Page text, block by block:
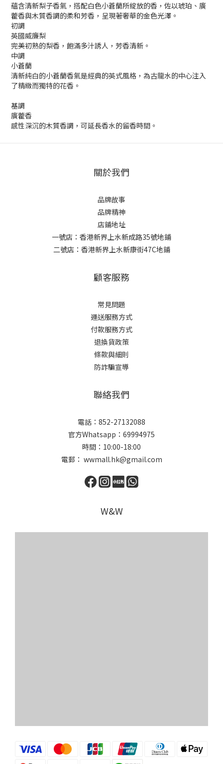
蘊含清新梨子香氣，搭配白色小蒼蘭所綻放的香，佐以琥珀、廣
藿香與木質香調的柔和芳香，呈現著奢華的金色光澤。
初調
英國威廉梨
完美初熟的梨香，飽滿多汁誘人，芳香清新。
中調
小蒼蘭
清新純白的小蒼蘭香氣是經典的英式風格，為古龍水的中心注入
了精緻而獨特的花香。
基調
廣藿香
感性深沉的木質香調，可延長香水的留香時間。
關於我們
品牌故事
品牌精神
店鋪地址
一號店：香港新界上水新成路35號地鋪
二號店：香港新界上水新康街47C地鋪
顧客服務
常見問題
運送服務方式
付款服務方式
退換貨政策
條款與細則
防詐騙宣導
聯絡我們
電話：852-27132088
官方Whatsapp：69994975
時間：10:00-18:00
電郵： wwmall.hk@gmail.com
W&W